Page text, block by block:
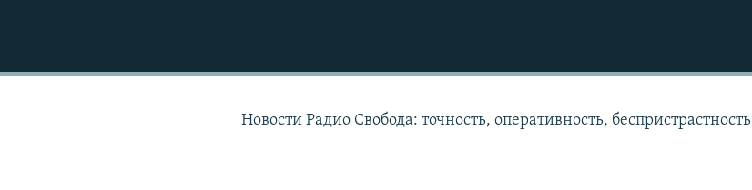
Новости Радио Свобода: точность, оперативность, беспристрастность